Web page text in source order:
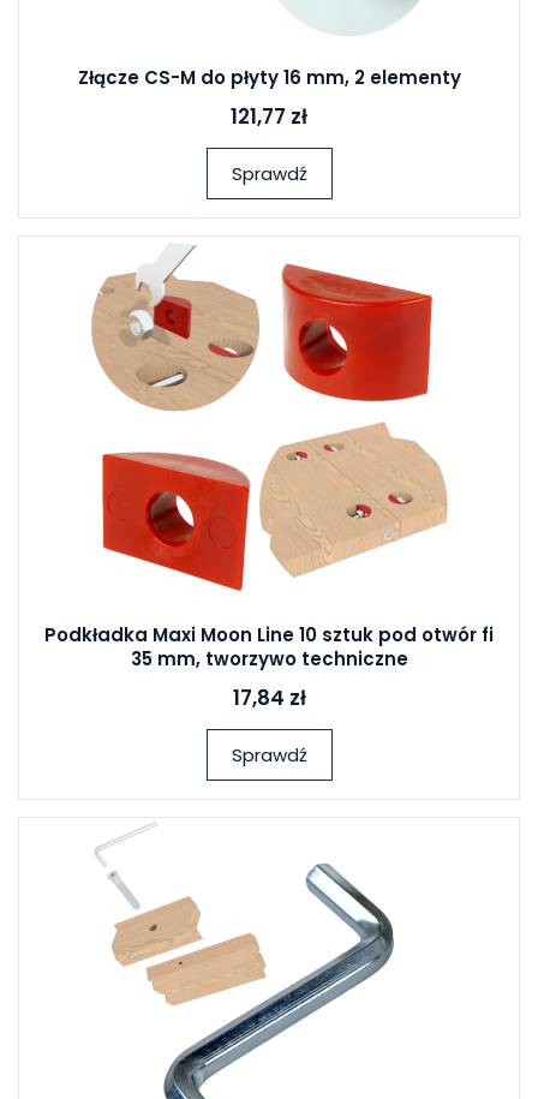
Złącze CS-M do płyty 16 mm, 2 elementy
121,77 zł
Sprawdź
Podkładka Maxi Moon Line 10 sztuk pod otwór fi
35 mm, tworzywo techniczne
17,84 zł
Sprawdź